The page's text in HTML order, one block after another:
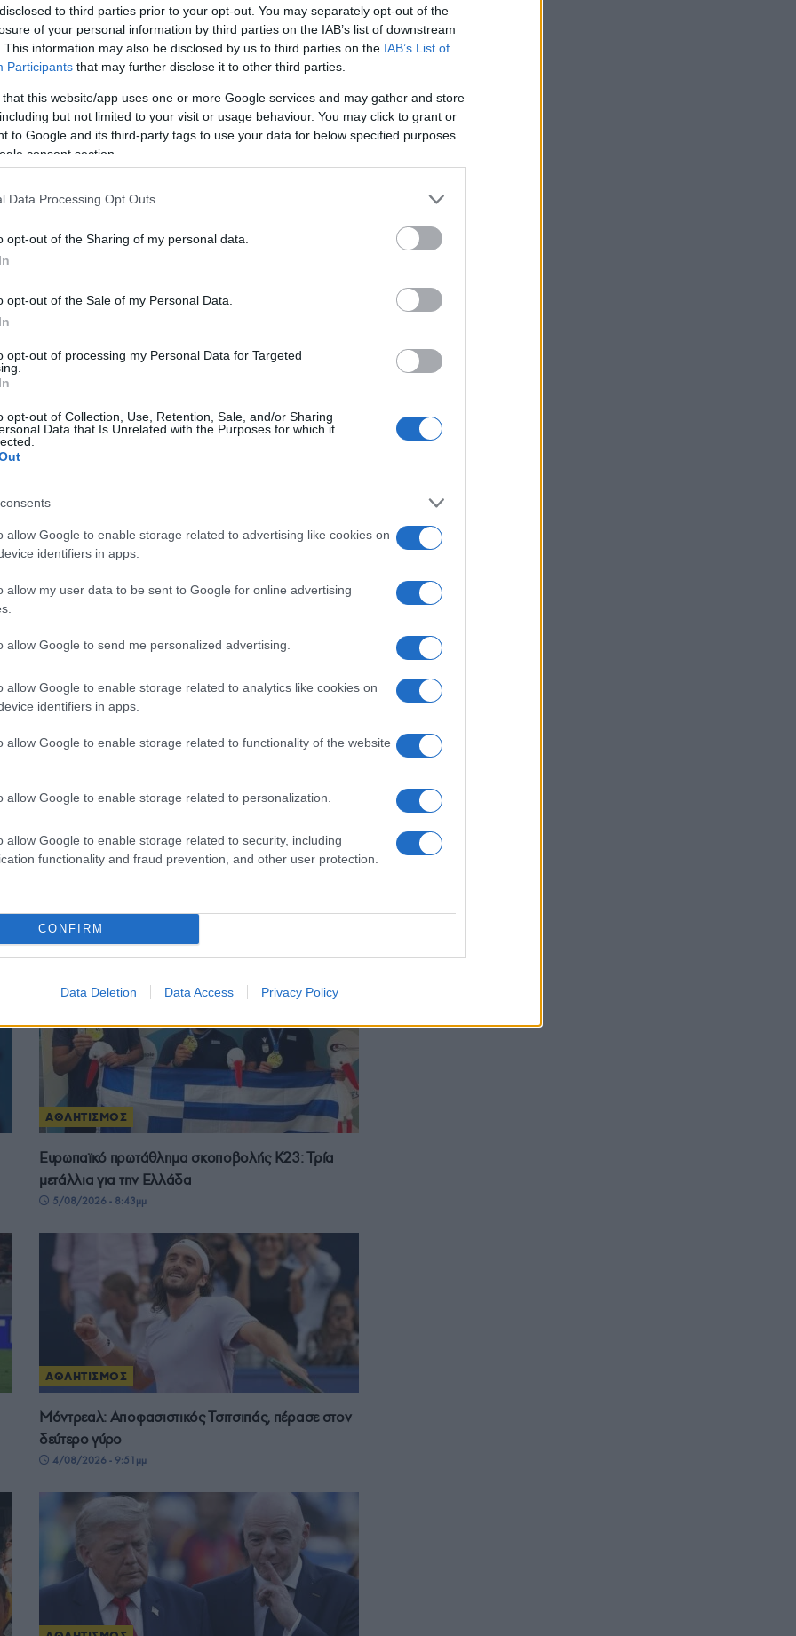
to third parties prior to your opt-out. You may separately opt-out of the
of your personal information by third parties on the IAB’s list of downstream
This information may also be disclosed by us to third parties on the IAB’s List of
Participants that may further disclose it to other third parties.
that this website/app uses one or more Google services and may gather and store
but not limited to your visit or usage behaviour. You may click to grant or
to Google and its third-party tags to use your data for below specified purposes
consent section.
Data Processing Opt Outs
opt-out of the Sharing of my personal data.
opt-out of the Sale of my Personal Data.
opt-out of processing my Personal Data for Targeted
opt-out of Collection, Use, Retention, Sale, and/or Sharing
Data that Is Unrelated with the Purposes for which it
allow Google to enable storage related to advertising like cookies on
identifiers in apps.
allow my user data to be sent to Google for online advertising
allow Google to send me personalized advertising.
allow Google to enable storage related to analytics like cookies on
identifiers in apps.
allow Google to enable storage related to functionality of the website
allow Google to enable storage related to personalization.
allow Google to enable storage related to security, including
functionality and fraud prevention, and other user protection.
CONFIRM
Data Deletion Data Access Privacy Policy
μας στοGoogle News
Europa League: Έβαλε δύσκολα στον εαυτό του ο
Κωνσταντινουπολίτης επιθετικός με την αντιστασιακή
6/08/2026 - 12:21μμ
ΑΘΛΗΤΙΣΜΟΣ
του Παναθηναϊκού
5/08/2026 - 11:58μμ
ΑΘΛΗΤΙΣΜΟΣ
Ευρωπαϊκό πρωτάθλημα σκοποβολής Κ23: Τρία
μετάλλια για την Ελλάδα
5/08/2026 - 8:43μμ
ΑΘΛΗΤΙΣΜΟΣ
Μόντρεαλ: Αποφασιστικός Τσιτσιπάς, πέρασε στον
δεύτερο γύρο
4/08/2026 - 9:51μμ